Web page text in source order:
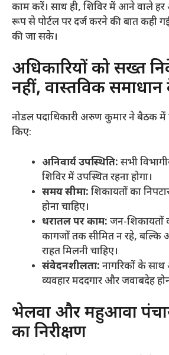
काम करें। साथ ही, शिविर में आने वाले हर
रूप से पोर्टल पर दर्ज करने की बात कही
की जा सके।
​अधिकारियों को सख्त
नहीं, वास्तविक समाधान
​नोडल पदाधिकारी अरुण कुमार ने बैठक में
किए:
अनिवार्य उपस्थिति: सभी
शिविर में उपस्थित रहना होगा।
समय सीमा: शिकायतों का
होना चाहिए।
धरातल पर काम: जन-शिकायतों
कागजों तक सीमित न रहे,
राहत मिलनी चाहिए।
संवेदनशीलता: नागरिकों के साथ
व्यवहार मददगार और जवाबदेह
​भेलवा और महुआवा
का निरीक्षण